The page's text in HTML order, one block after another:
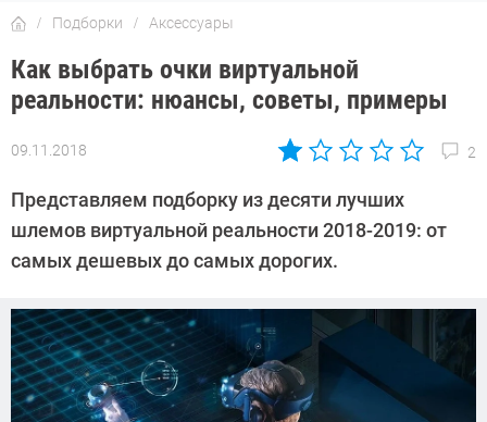
Подборки Аксессуары
Как выбрать очки виртуальной
реальности: нюансы, советы, примеры
09.11.2018 2
Автор:
Касьянова
Представляем подборку из десяти лучших
шлемов виртуальной реальности 2018-2019: от
самых дешевых до самых дорогих.